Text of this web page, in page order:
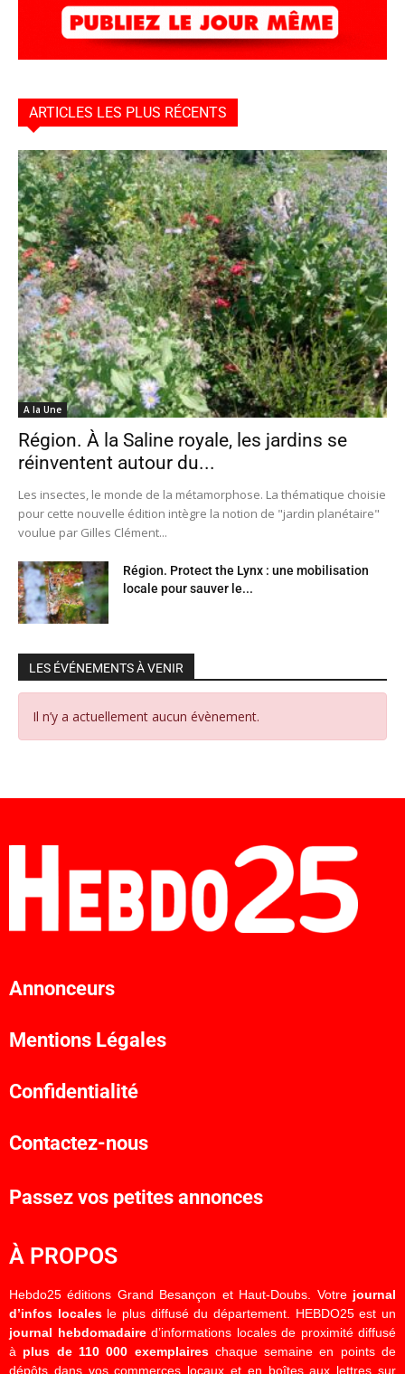
ARTICLES LES PLUS RÉCENTS
A la Une
Région. À la Saline royale, les jardins se
réinventent autour du...
Les insectes, le monde de la métamorphose. La thématique choisie
pour cette nouvelle édition intègre la notion de "jardin planétaire"
voulue par Gilles Clément...
Région. Protect the Lynx : une mobilisation
locale pour sauver le...
LES ÉVÉNEMENTS À VENIR
Il n’y a actuellement aucun évènement.
Annonceurs
Mentions Légales
Confidentialité
Contactez-nous
Passez vos petites annonces
À PROPOS
Hebdo25 éditions Grand Besançon et Haut-Doubs. Votre journal
d’infos localesle plus diffusé du département. HEBDO25 est un
journal hebdomadaired’informations locales de proximité diffusé
à plus de 110 000 exemplaireschaque semaine en points de
dépôts dans vos commerces locaux et en boîtes aux lettres sur